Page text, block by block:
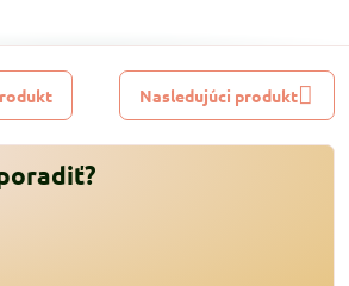
Nasledujúci produkt